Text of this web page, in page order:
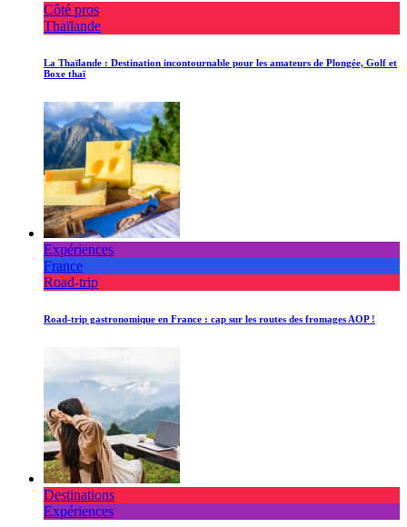
Côté pros
Thaïlande
La Thaïlande : Destination incontournable pour les amateurs de Plongée, Golf et
Boxe thaï
Expériences
France
Road-trip
Road-trip gastronomique en France : cap sur les routes des fromages AOP !
Destinations
Expériences